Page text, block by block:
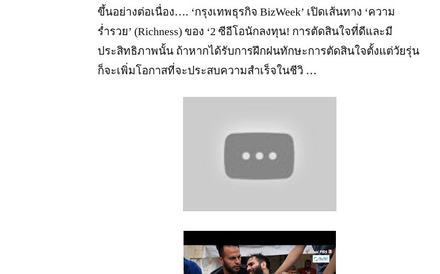
ขึ้นอย่างต่อเนื่อง…. ‘กรุงเทพธุรกิจ BizWeek’ เปิดเส้นทาง ‘ความ
ร่ำรวย’ (Richness) ของ ‘2 ซีอีโอนักลงทุน! การตัดสินใจที่ดีและมี
ประสิทธิภาพนั้น ถ้าหากได้รับการฝึกฝนทักษะการตัดสินใจตั้งแต่วัยรุ่น
ก็จะเพิ่มโอกาสที่จะประสบความสำเร็จในชีวิ …